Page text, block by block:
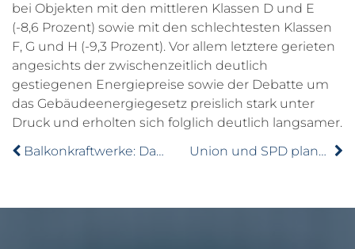
bei Objekten mit den mittleren Klassen D und E
(-8,6 Prozent) sowie mit den schlechtesten Klassen
F, G und H (-9,3 Prozent). Vor allem letztere gerieten
angesichts der zwischenzeitlich deutlich
gestiegenen Energiepreise sowie der Debatte um
das Gebäudeenergiegesetz preislich stark unter
Druck und erholten sich folglich deutlich langsamer.
Balkonkraftwerke: Das sollten Wohnungseigentümer beachten
Union und SPD planen Pflicht zur Elementarschadenversicherung